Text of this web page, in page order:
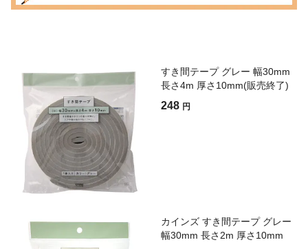
すき間テープ グレー 幅30mm
長さ4m 厚さ10mm(販売終了)
248 円
カインズ すき間テープ グレー
幅30mm 長さ2m 厚さ10mm